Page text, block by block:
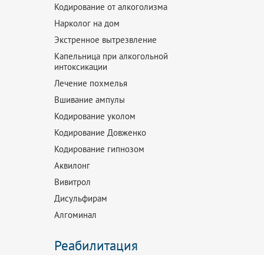
Кодирование от алкоголизма
Нарколог на дом
Экстренное вытрезвление
Капельница при алкогольной
интоксикации
Лечение похмелья
Вшивание ампулы
Кодирование уколом
Кодирование Довженко
Кодирование гипнозом
Аквилонг
Вивитрол
Дисульфирам
Алгоминал
Реабилитация